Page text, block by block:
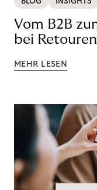
Vom B2B
bei
MEHR LESEN